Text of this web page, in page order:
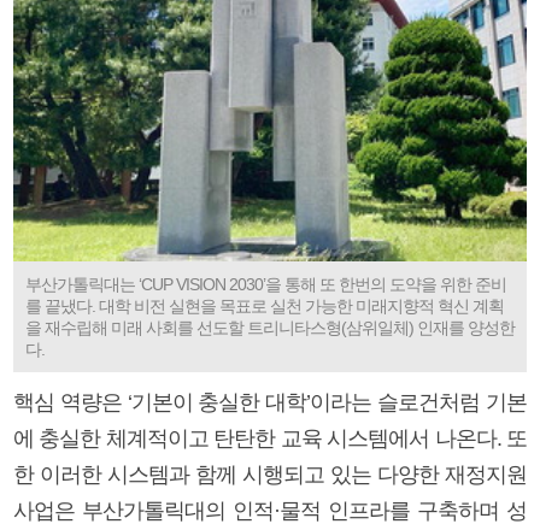
부산가톨릭대는 ‘CUP VISION 2030’을 통해 또 한번의 도약을 위한 준비
를 끝냈다. 대학 비전 실현을 목표로 실천 가능한 미래지향적 혁신 계획
을 재수립해 미래 사회를 선도할 트리니타스형(삼위일체) 인재를 양성한
다.
핵심 역량은 ‘기본이 충실한 대학’이라는 슬로건처럼 기본
에 충실한 체계적이고 탄탄한 교육 시스템에서 나온다. 또
한 이러한 시스템과 함께 시행되고 있는 다양한 재정지원
사업은 부산가톨릭대의 인적·물적 인프라를 구축하며 성